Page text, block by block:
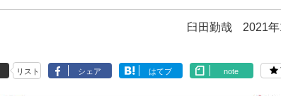
臼田勤哉 2021
リスト シェア はてブ note